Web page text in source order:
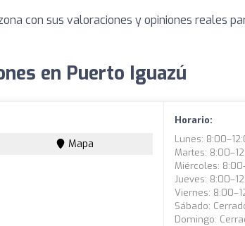
con sus valoraciones y opiniones reales
en Puerto Iguazú
Mapa
Horario:
Lunes:
Martes:
Miércoles:
Jueves:
Viernes:
Sábado:
Domingo: